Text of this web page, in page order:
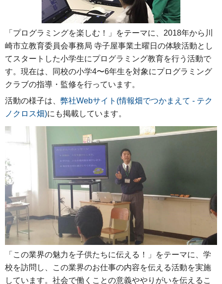
「プログラミングを楽しむ！」をテーマに、2018年から川
崎市立教育委員会事務局 寺子屋事業土曜日の体験活動とし
てスタートした小学生にプログラミング教育を行う活動で
す。現在は、同校の小学4〜6年生を対象にプログラミング
クラブの指導・監修を行っています。
活動の様子は、 弊社Webサイト(情報畑でつかまえて - テク
ノクロス畑)にも掲載しています。
「この業界の魅力を子供たちに伝える！」をテーマに、学
校を訪問し、この業界のお仕事の内容を伝える活動を実施
しています。社会で働くことの意義ややりがいを伝えるこ